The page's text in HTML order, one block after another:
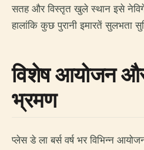
सतह और विस्तृत खुले स्थान इसे
हालांकि कुछ पुरानी इमारतें सुलभता
विशेष आयोजन और
भ्रमण
प्लेस डे ला बर्स वर्ष भर विभिन्न